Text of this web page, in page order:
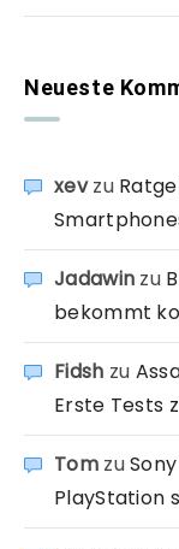
Neueste
xevzu
Jadawin zu
bekommt
Fidsh zu
Erste Tests
Tomzu
PlayStation